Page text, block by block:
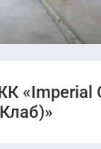
«Imperial